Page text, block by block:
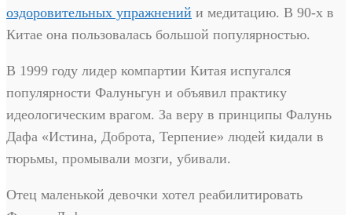
оздоровительных упражнений и медитацию. В 90-х в
Китае она пользовалась большой популярностью.
В 1999 году лидер компартии Китая испугался
популярности Фалуньгун и объявил практику
идеологическим врагом. За веру в принципы Фалунь
Дафа «Истина, Доброта, Терпение» людей кидали в
тюрьмы, промывали мозги, убивали.
Отец маленькой девочки хотел реабилитировать